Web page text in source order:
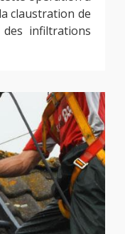
claustration de
infiltrations